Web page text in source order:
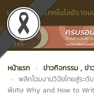
มหาวิทยาลัยเทคโนโลยีราช
หน้าแรก ข่าวกิจกรรม , ข่า
พลิกโฉมงานวิจัยไทยสู่ระ
พิเศษ Why and How to